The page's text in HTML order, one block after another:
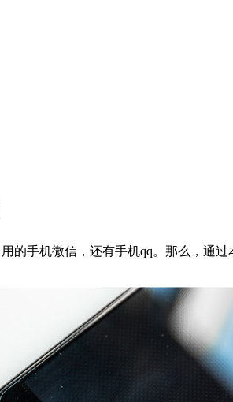
手机微信，还有手机qq。那么，通过